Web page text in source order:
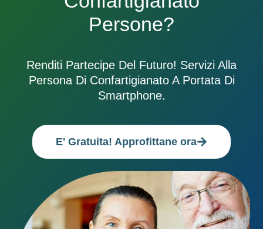
Persone?
Renditi Partecipe Del Futuro! Servizi Alla
Persona Di Confartigianato A Portata Di
Smartphone.
E' Gratuita! Approfittane ora